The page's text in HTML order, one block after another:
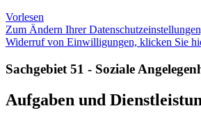
Vorlesen
Zum Ändern Ihrer
Widerruf von Einwilligungen, klicken Sie
Sachgebiet 51 - Soziale
Aufgaben und